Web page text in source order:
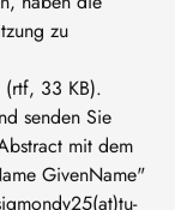
zu
(rtf, 33 KB).
senden Sie
mit dem
GivenName"